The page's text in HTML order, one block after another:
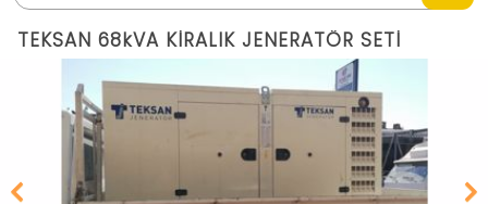
TEKSAN 68kVA KİRALIK JENERATÖR SETİ